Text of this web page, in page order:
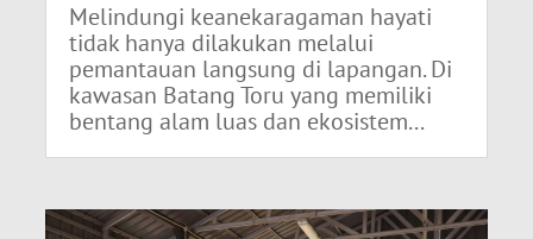
Melindungi keanekaragaman hayati
tidak hanya dilakukan melalui
pemantauan langsung di lapangan. Di
kawasan Batang Toru yang memiliki
bentang alam luas dan ekosistem...